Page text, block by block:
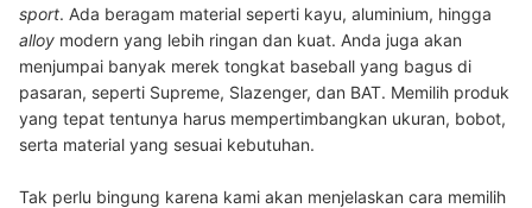
sport. Ada beragam material seperti kayu, aluminium, hingga
alloy modern yang lebih ringan dan kuat. Anda juga akan
menjumpai banyak merek tongkat baseball yang bagus di
pasaran, seperti Supreme, Slazenger, dan BAT. Memilih produk
yang tepat tentunya harus mempertimbangkan ukuran, bobot,
serta material yang sesuai kebutuhan.
Tak perlu bingung karena kami akan menjelaskan cara memilih